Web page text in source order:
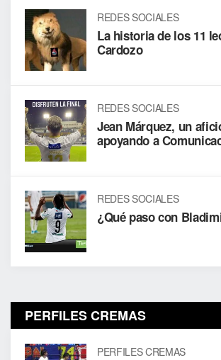
REDES SOCIALES
La historia de los 11
Cardozo
REDES SOCIALES
Jean Márquez, un
apoyando a
REDES SOCIALES
¿Qué paso con
PERFILES CREMAS
PERFILES CREMAS